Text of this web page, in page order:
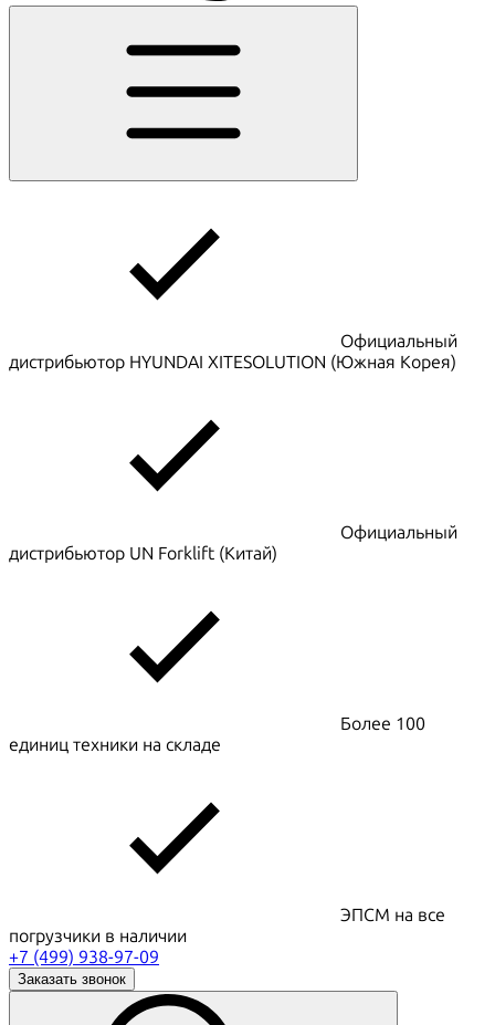
Официальный
дистрибьютор HYUNDAI XITESOLUTION (Южная Корея)
Официальный
дистрибьютор UN Forklift (Китай)
Более 100
единиц техники на складе
ЭПСМ на все
погрузчики в наличии
+7 (499) 938-97-09
Заказать звонок